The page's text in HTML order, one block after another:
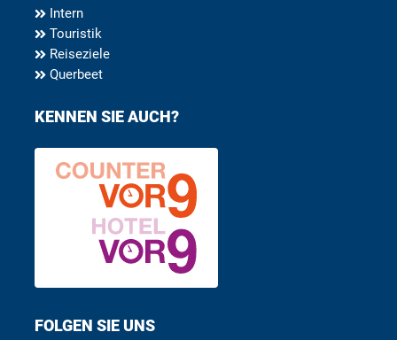
Intern
Touristik
Reiseziele
Querbeet
KENNEN SIE AUCH?
FOLGEN SIE UNS